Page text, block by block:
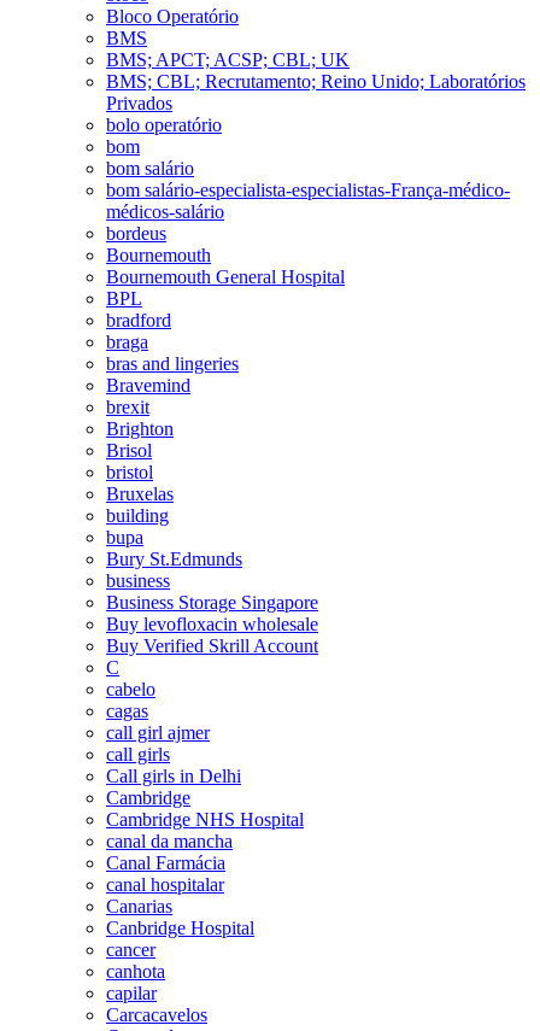
Bloco Operatório
BMS
BMS; APCT; ACSP; CBL; UK
BMS; CBL; Recrutamento; Reino Unido; Laboratórios
Privados
bolo operatório
bom
bom salário
bom salário-especialista-especialistas-França-médico-
médicos-salário
bordeus
Bournemouth
Bournemouth General Hospital
BPL
bradford
braga
bras and lingeries
Bravemind
brexit
Brighton
Brisol
bristol
Bruxelas
building
bupa
Bury St.Edmunds
business
Business Storage Singapore
Buy levofloxacin wholesale
Buy Verified Skrill Account
C
cabelo
cagas
call girl ajmer
call girls
Call girls in Delhi
Cambridge
Cambridge NHS Hospital
canal da mancha
Canal Farmácia
canal hospitalar
Canarias
Canbridge Hospital
cancer
canhota
capilar
Carcacavelos